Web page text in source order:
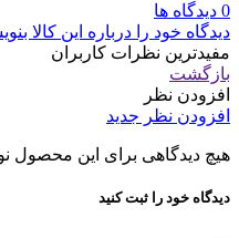
0 دیدگاه ها
دیدگاه خود را درباره این کالا
مفیدترین نظرات کاربران
بازگشت
افزودن نظر
افزودن نظر جدید
هیچ دیدگاهی برای این محصول
دیدگاه خود را ثبت کنید